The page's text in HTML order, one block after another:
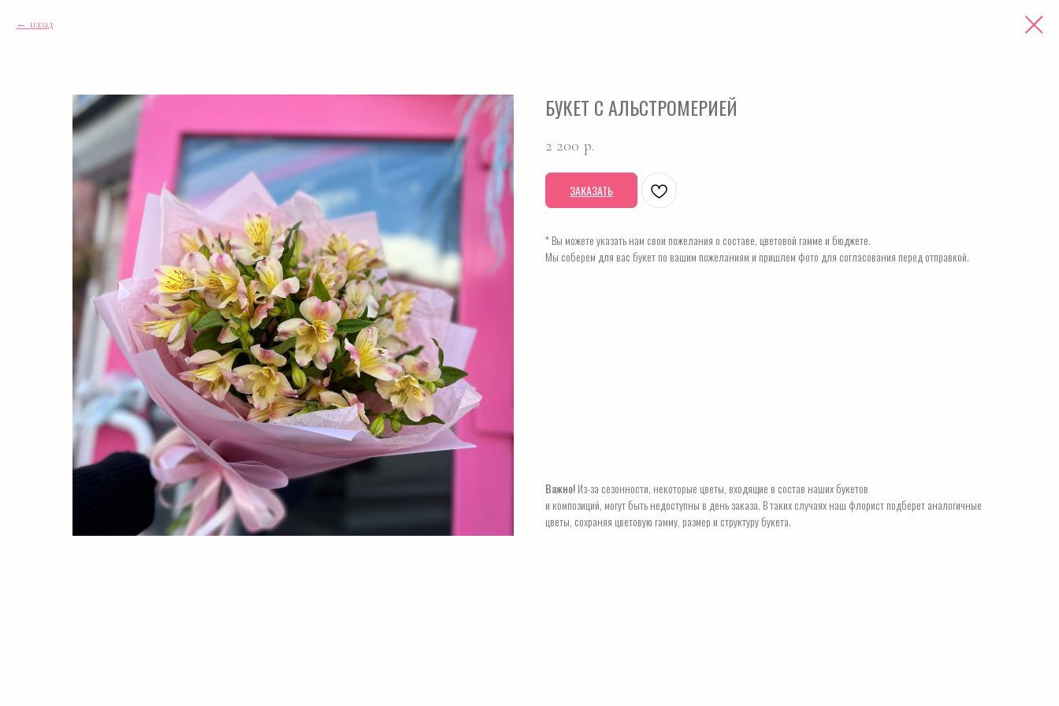
назад
БУКЕТ С АЛЬСТРОМЕРИЕЙ
2 200 р.
ЗАКАЗАТЬ
* Вы можете указать нам свои пожелания о составе, цветовой гамме и бюджете.
Мы соберем для вас букет по вашим пожеланиям и пришлем фото для согласования перед отправкой.
Важно!Из-за сезонности, некоторые цветы, входящие в состав наших букетов
и композиций, могут быть недоступны в день заказа. В таких случаях наш флорист подберет аналогичные
цветы, сохраняя цветовую гамму, размер и структуру букета.